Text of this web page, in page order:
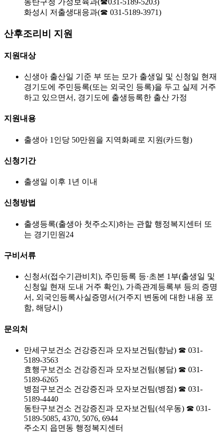
동탄구청 가정보육과(☎031-5189-5203)
화성시 저출생대응과(☎ 031-5189-3971)
산후조리비 지원
지원대상
신생아 출산일 기준 부 또는 모가 출생일 및 신청일 현재
경기도에 주민등록(또는 외국인 등록)을 두고 실제 거주
하고 있으면서, 경기도에 출생등록한 출산 가정
지원내용
출생아 1인당 50만원을 지역화폐로 지원(카드형)
신청기간
출생일 이후 1년 이내
신청방법
출생등록(출생아 첫주소지)하는 관할 행정복지센터 또
는 경기민원24
구비서류
신청서(접수기관비치), 주민등록 등·초본 1부(출생일 및
신청일 현재 도내 거주 확인), 가족관계등록부 등의 증명
서, 외국인등록사실증명서(거주지 변동에 대한 내용 포
함, 해당시)
문의처
만세구보건소 건강증진과 모자보건팀(향남) ☎ 031-
5189-3563
효행구보건소 건강증진과 모자보건팀(봉담) ☎ 031-
5189-6265
병점구보건소 건강증진과 모자보건팀(병점) ☎ 031-
5189-4440
동탄구보건소 건강증진과 모자보건팀(석우동) ☎ 031-
5189-5085, 4370, 5076, 6944
주소지 읍면동 행정복지센터